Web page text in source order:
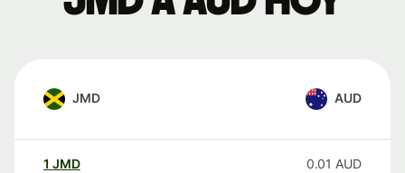
JMD AUD
1 JMD 0.01 AUD